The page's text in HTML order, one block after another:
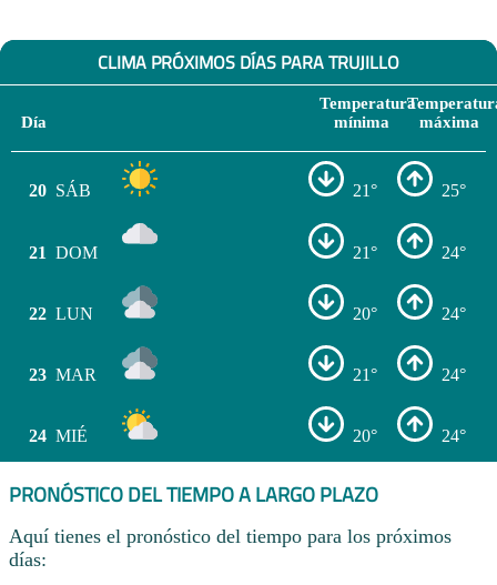
CLIMA PRÓXIMOS DÍAS PARA TRUJILLO
Día
Temperatura
mínima
máxima
20 SÁB 21° 25°
21 DOM 21° 24°
22 LUN 20° 24°
23 MAR 21° 24°
24 MIÉ 20° 24°
PRONÓSTICO DEL TIEMPO A LARGO PLAZO
Aquí tienes el pronóstico del tiempo para los próximos
días: